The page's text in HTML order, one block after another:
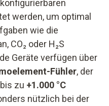
werden, um optimal
wie die
CO₂ oder H₂S
Geräte verfügen über
Fühler, der
zu +1.000 °C
nützlich bei der